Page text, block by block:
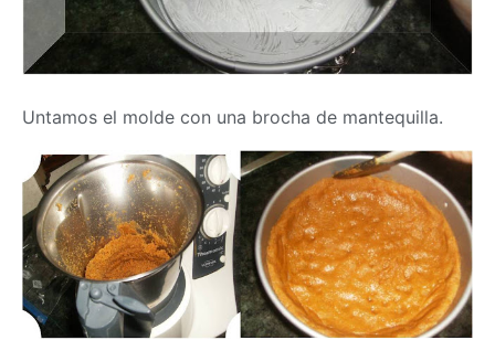
Untamos el molde con una brocha de mantequilla.